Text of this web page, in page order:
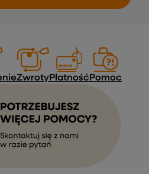
ZwrotyPłatność Pomoc